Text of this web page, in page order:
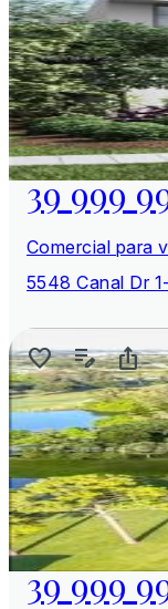
39 999
Comercial para
5548 Canal Dr
39 999